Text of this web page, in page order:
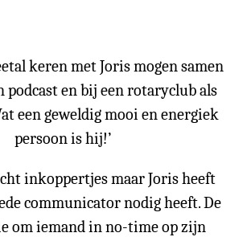
keren met Joris mogen samen
podcast en bij een rotaryclub als
een geweldig mooi en energiek
persoon is hij!’
inkoppertjes maar Joris heeft
communicator nodig heeft. De
om iemand in no-time op zijn